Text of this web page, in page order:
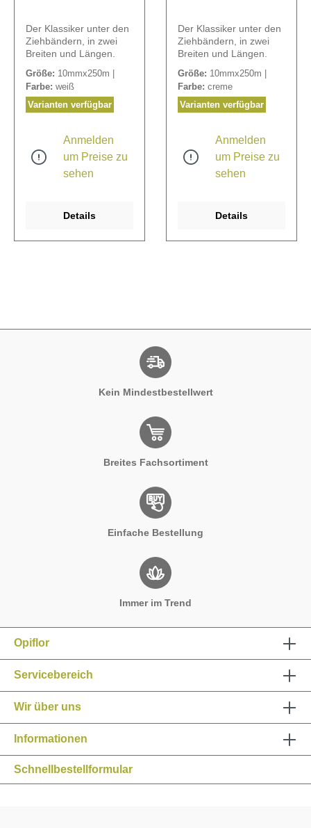
Der Klassiker unter den
Ziehbändern, in zwei
Breiten und Längen.
Größe: 10mmx250m |
Farbe: weiß
Varianten verfügbar
Anmelden
um Preise zu
sehen
Details
Der Klassiker unter den
Ziehbändern, in zwei
Breiten und Längen.
Größe: 10mmx250m |
Farbe: creme
Varianten verfügbar
Anmelden
um Preise zu
sehen
Details
Kein Mindestbestellwert
Breites Fachsortiment
Einfache Bestellung
Immer im Trend
Opiflor
Servicebereich
Wir über uns
Informationen
Schnellbestellformular